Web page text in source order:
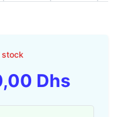
stock
Dhs